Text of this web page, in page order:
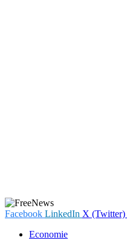
Facebook LinkedIn X (Twitter)
Economie